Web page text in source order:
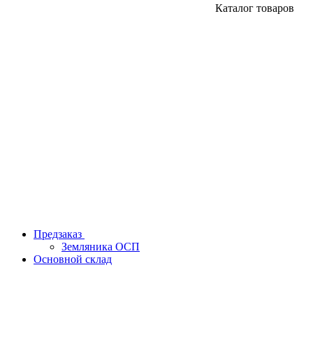
Каталог товаров
Предзаказ
Земляника ОСП
Основной склад